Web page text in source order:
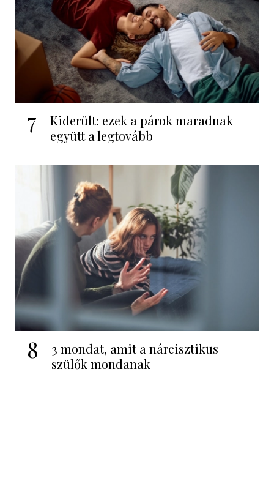
7
Kiderült: ezek a párok maradnak
együtt a legtovább
8
3 mondat, amit a nárcisztikus
szülők mondanak